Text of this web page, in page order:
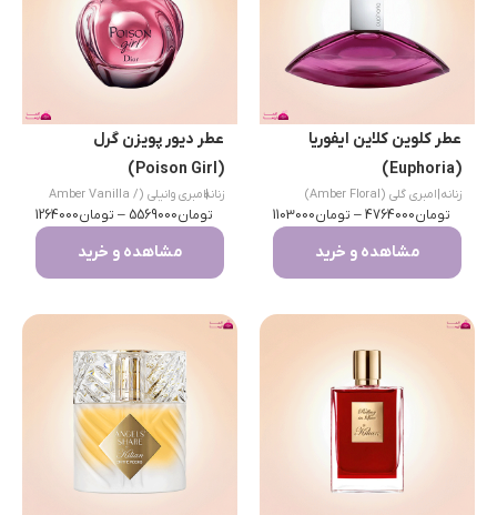
عطر کلوین کلاین ایفوریا
(Euphoria)
زنانه امبری گلی (Amber Floral)
تومان4764000
– تومان1103000
مشاهده و خرید
عطر دیور پویزن گرل
(Poison Girl)
زنانه
|
امبری وانیلی (Amber Vanilla /
Gourmand)
تومان5569000
– تومان1264000
مشاهده و خرید